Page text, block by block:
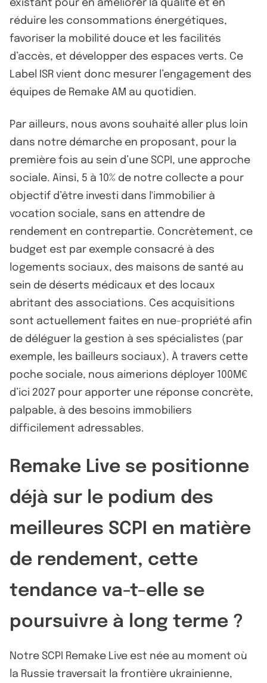
existant pour en améliorer la qualité et en
réduire les consommations énergétiques,
favoriser la mobilité douce et les facilités
d’accès, et développer des espaces verts. Ce
Label ISR vient donc mesurer l’engagement des
équipes de Remake AM au quotidien.
Par ailleurs, nous avons souhaité aller plus loin
dans notre démarche en proposant, pour la
première fois au sein d’une SCPI, une approche
sociale. Ainsi, 5 à 10% de notre collecte a pour
objectif d’être investi dans l'immobilier à
vocation sociale, sans en attendre de
rendement en contrepartie. Concrètement, ce
budget est par exemple consacré à des
logements sociaux, des maisons de santé au
sein de déserts médicaux et des locaux
abritant des associations. Ces acquisitions
sont actuellement faites en nue-propriété afin
de déléguer la gestion à ses spécialistes (par
exemple, les bailleurs sociaux). À travers cette
poche sociale, nous aimerions déployer 100M€
d’ici 2027 pour apporter une réponse concrète,
palpable, à des besoins immobiliers
difficilement adressables.
Remake Live se positionne
déjà sur le podium des
meilleures SCPI en matière
de rendement, cette
tendance va-t-elle se
poursuivre à long terme ?
Notre SCPI Remake Live est née au moment où
la Russie traversait la frontière ukrainienne,